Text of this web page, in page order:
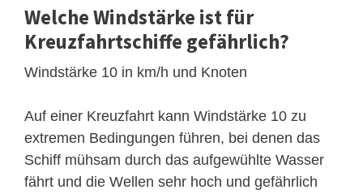
Welche Windstärke ist für
Kreuzfahrtschiffe gefährlich?
Windstärke 10 in km/h und Knoten
Auf einer Kreuzfahrt kann Windstärke 10 zu
extremen Bedingungen führen, bei denen das
Schiff mühsam durch das aufgewühlte Wasser
fährt und die Wellen sehr hoch und gefährlich